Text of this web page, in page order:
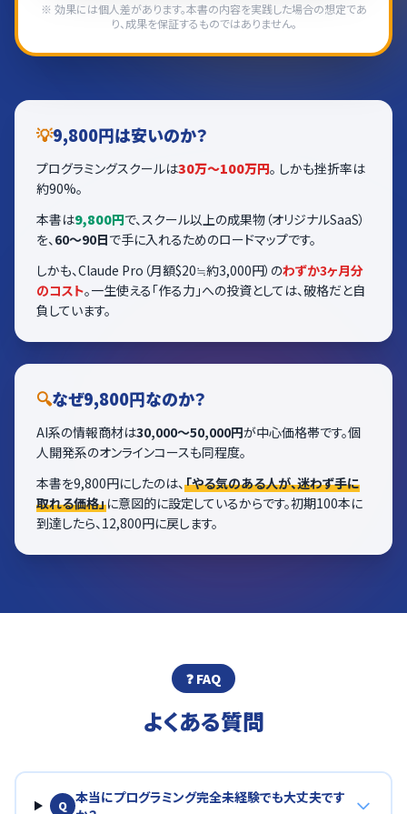
※ 効果には個人差があります。本書の内容を実践した場合の想定であ
り、成果を保証するものではありません。
💡9,800円は安いのか？
プログラミングスクールは30万〜100万円。 しかも挫折率は
約90%。
本書は9,800円で、スクール以上の成果物（オリジナルSaaS）
を、60〜90日で手に入れるためのロードマップです。
しかも、Claude Pro（月額$20≒約3,000円）のわずか3ヶ月分
のコスト。一生使える「作る力」への投資としては、破格だと自
負しています。
🔍なぜ9,800円なのか？
AI系の情報商材は30,000〜50,000円が中心価格帯です。個
人開発系のオンラインコースも同程度。
本書を9,800円にしたのは、「やる気のある人が、迷わず手に
取れる価格」に意図的に設定しているからです。初期100本に
到達したら、12,800円に戻します。
❓ FAQ
よくある質問
Q 本当にプログラミング完全未経験でも大丈夫です